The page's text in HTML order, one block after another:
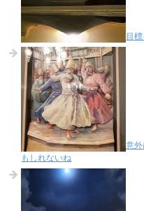
目
意
もしれないね